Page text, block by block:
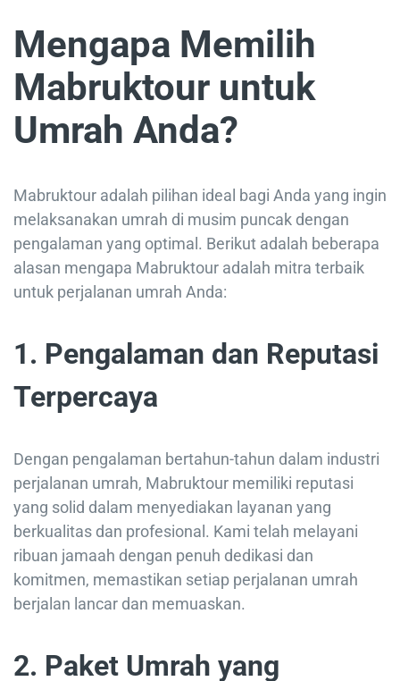
Mengapa Memilih
Mabruktour untuk
Umrah Anda?
Mabruktour adalah pilihan ideal bagi Anda yang ingin
melaksanakan umrah di musim puncak dengan
pengalaman yang optimal. Berikut adalah beberapa
alasan mengapa Mabruktour adalah mitra terbaik
untuk perjalanan umrah Anda:
1. Pengalaman dan Reputasi
Terpercaya
Dengan pengalaman bertahun-tahun dalam industri
perjalanan umrah, Mabruktour memiliki reputasi
yang solid dalam menyediakan layanan yang
berkualitas dan profesional. Kami telah melayani
ribuan jamaah dengan penuh dedikasi dan
komitmen, memastikan setiap perjalanan umrah
berjalan lancar dan memuaskan.
2. Paket Umrah yang